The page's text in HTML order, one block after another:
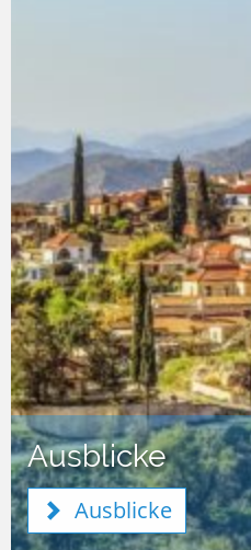
Ausblicke
Ausblicke